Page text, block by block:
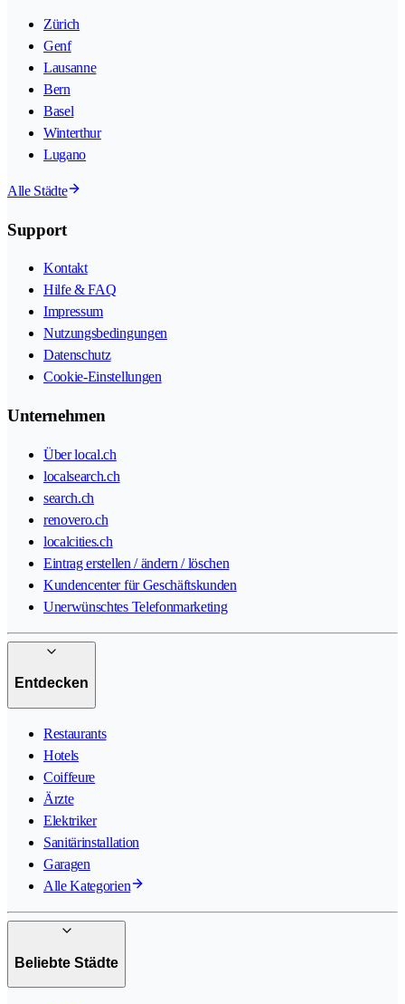
Zürich
Genf
Lausanne
Bern
Basel
Winterthur
Lugano
Alle Städte
Support
Kontakt
Hilfe & FAQ
Impressum
Nutzungsbedingungen
Datenschutz
Cookie-Einstellungen
Unternehmen
Über local.ch
localsearch.ch
search.ch
renovero.ch
localcities.ch
Eintrag erstellen / ändern / löschen
Kundencenter für Geschäftskunden
Unerwünschtes Telefonmarketing
Entdecken
Restaurants
Hotels
Coiffeure
Ärzte
Elektriker
Sanitärinstallation
Garagen
Alle Kategorien
Beliebte Städte